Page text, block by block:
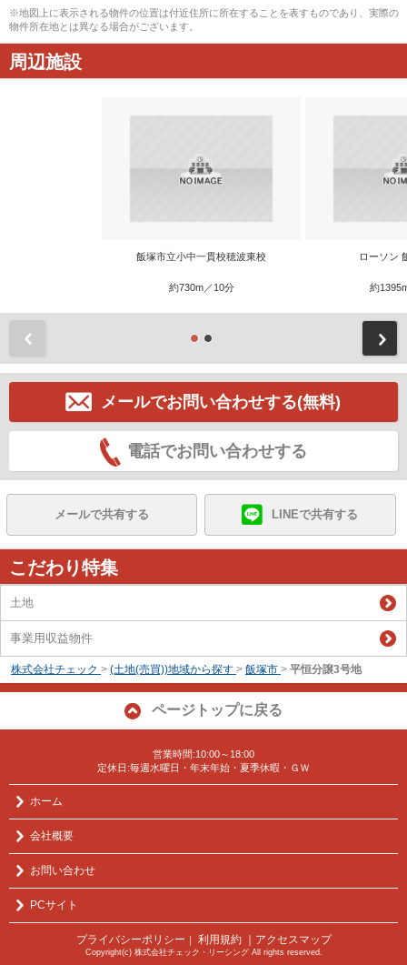
※地図上に表示される物件の位置は付近住所に所在することを表すものであり、実際の
物件所在地とは異なる場合がございます。
周辺施設
飯塚市立小中一貫校穂波東校
約730m／10分
ローソン
約
メールでお問い合わせする(無料)
電話でお問い合わせする
メールで共有する LINEで共有する
こだわり特集
土地
事業用収益物件
株式会社チェック > (土地(売買))地域から探す > 飯塚市 > 平恒分譲3号地
ページトップに戻る
営業時間:10:00～18:00
定休日:毎週水曜日・年末年始・夏季休暇・ＧＷ
ホーム
会社概要
お問い合わせ
PCサイト
プライバシーポリシー ｜ 利用規約 ｜アクセスマップ
Copyright(c) 株式会社チェック・リーシング All rights reserved.